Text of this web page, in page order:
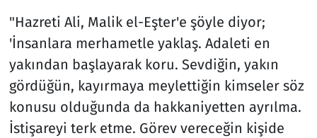
"Hazreti Ali, Malik el-Eşter'e şöyle diyor;
'İnsanlara merhametle yaklaş. Adaleti en
yakından başlayarak koru. Sevdiğin, yakın
gördüğün, kayırmaya meylettiğin kimseler söz
konusu olduğunda da hakkaniyetten ayrılma.
İstişareyi terk etme. Görev vereceğin kişide